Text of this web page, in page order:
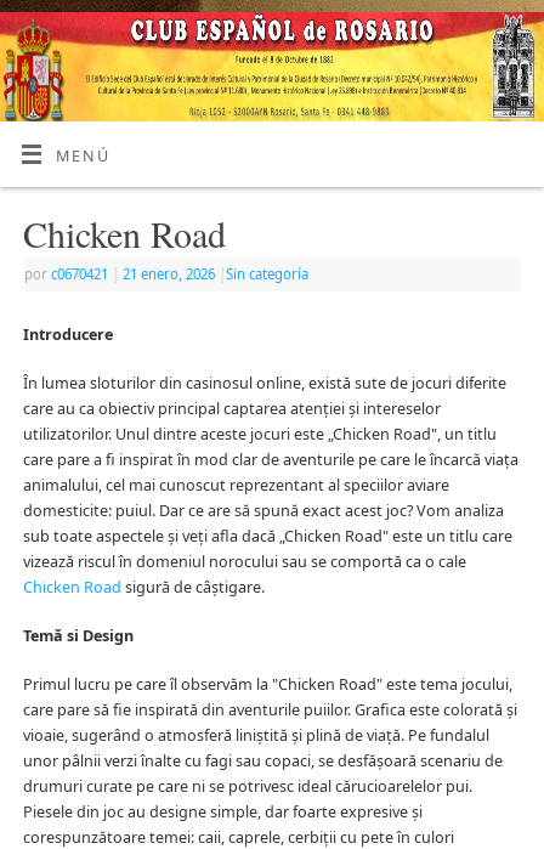
MENÚ
Chicken Road
por c0670421 21 enero, 2026 Sin categoría
Introducere
În lumea sloturilor din casinosul online, există sute de jocuri diferite
care au ca obiectiv principal captarea atenției și intereselor
utilizatorilor. Unul dintre aceste jocuri este „Chicken Road", un titlu
care pare a fi inspirat în mod clar de aventurile pe care le încarcă viața
animalului, cel mai cunoscut reprezentant al speciilor aviare
domesticite: puiul. Dar ce are să spună exact acest joc? Vom analiza
sub toate aspectele și veți afla dacă „Chicken Road" este un titlu care
vizează riscul în domeniul norocului sau se comportă ca o cale
Chicken Road sigură de câștigare.
Temă si Design
Primul lucru pe care îl observăm la "Chicken Road" este tema jocului,
care pare să fie inspirată din aventurile puiilor. Grafica este colorată și
vioaie, sugerând o atmosferă liniștită și plină de viață. Pe fundalul
unor pâlnii verzi înalte cu fagi sau copaci, se desfășoară scenariu de
drumuri curate pe care ni se potrivesc ideal cărucioarelelor pui.
Piesele din joc au designe simple, dar foarte expresive și
corespunzătoare temei: caii, caprele, cerbiții cu pete în culori